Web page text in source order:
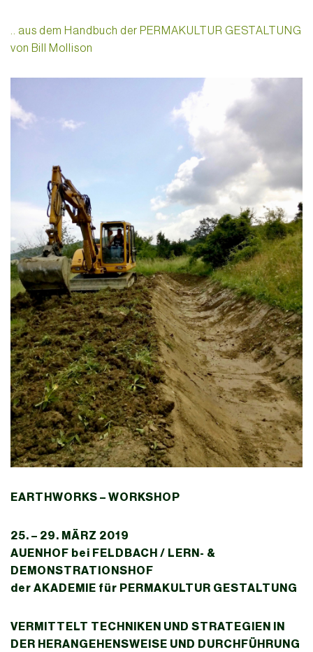
.. aus dem Handbuch der PERMAKULTUR GESTALTUNG
von Bill Mollison
EARTHWORKS – WORKSHOP
25. – 29. MÄRZ 2019
AUENHOF bei FELDBACH / LERN- &
DEMONSTRATIONSHOF
der AKADEMIE für PERMAKULTUR GESTALTUNG
VERMITTELT TECHNIKEN UND STRATEGIEN IN
DER HERANGEHENSWEISE UND DURCHFÜHRUNG